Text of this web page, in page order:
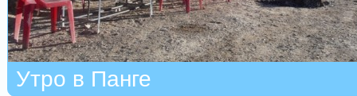
Утро в Панге